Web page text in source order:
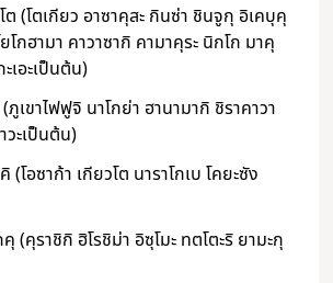
(โตเกียว อาซาคุสะ กินซ่า ชินจูกุ อิเคบุคุ
ยโกฮามา คาวาซากิ คามาคุระ นิกโก มาคุ
ะเอะเป็นต้น)
เขาไฟฟูจิ นาโกย่า ฮานามากิ ชิราคาวา
วะเป็นต้น)
โอซาก้า เกียวโต นาราโกเบ โคยะซัง
(คุราชิกิ ฮิโรชิม่า อิซุโมะ ทตโตะริ ยามะกุ